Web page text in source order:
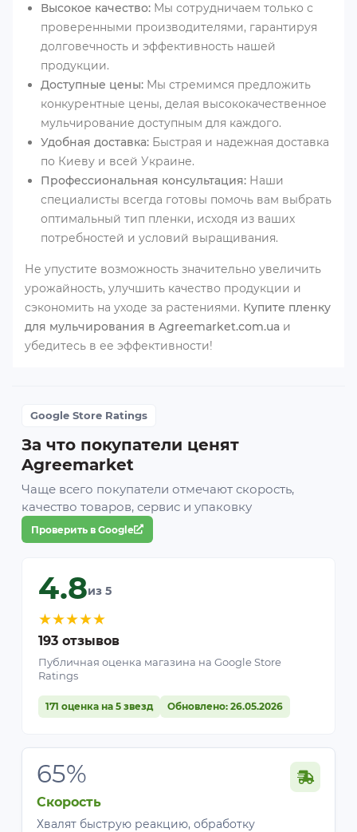
Высокое качество: Мы сотрудничаем только с
проверенными производителями, гарантируя
долговечность и эффективность нашей
продукции.
Доступные цены: Мы стремимся предложить
конкурентные цены, делая высококачественное
мульчирование доступным для каждого.
Удобная доставка: Быстрая и надежная доставка
по Киеву и всей Украине.
Профессиональная консультация: Наши
специалисты всегда готовы помочь вам выбрать
оптимальный тип пленки, исходя из ваших
потребностей и условий выращивания.
Не упустите возможность значительно увеличить
урожайность, улучшить качество продукции и
сэкономить на уходе за растениями. Купите пленку
для мульчирования в Agreemarket.com.ua и
убедитесь в ее эффективности!
Google Store Ratings
За что покупатели ценят
Agreemarket
Чаще всего покупатели отмечают скорость,
качество товаров, сервис и упаковку
Проверить в Google
4.8из 5
★★★★★
193 отзывов
Публичная оценка магазина на Google Store
Ratings
171 оценка на 5 звезд Обновлено: 26.05.2026
65%
Скорость
Хвалят быструю реакцию, обработку